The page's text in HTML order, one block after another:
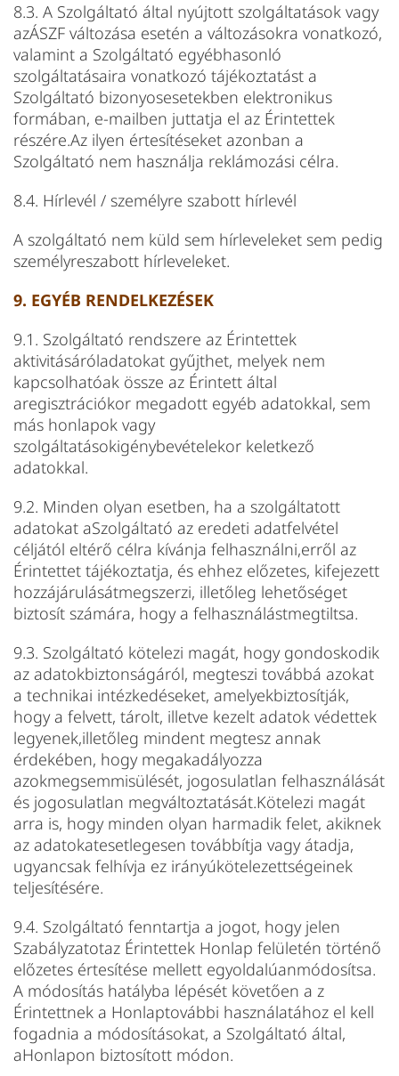
8.3. A Szolgáltató által nyújtott szolgáltatások vagy
azÁSZF változása esetén a változásokra vonatkozó,
valamint a Szolgáltató egyébhasonló
szolgáltatásaira vonatkozó tájékoztatást a
Szolgáltató bizonyosesetekben elektronikus
formában, e-mailben juttatja el az Érintettek
részére.Az ilyen értesítéseket azonban a
Szolgáltató nem használja reklámozási célra.
8.4. Hírlevél / személyre szabott hírlevél
A szolgáltató nem küld sem hírleveleket sem pedig
személyreszabott hírleveleket.
9. EGYÉB RENDELKEZÉSEK
9.1. Szolgáltató rendszere az Érintettek
aktivitásáróladatokat gyűjthet, melyek nem
kapcsolhatóak össze az Érintett által
aregisztrációkor megadott egyéb adatokkal, sem
más honlapok vagy
szolgáltatásokigénybevételekor keletkező
adatokkal.
9.2. Minden olyan esetben, ha a szolgáltatott
adatokat aSzolgáltató az eredeti adatfelvétel
céljától eltérő célra kívánja felhasználni,erről az
Érintettet tájékoztatja, és ehhez előzetes, kifejezett
hozzájárulásátmegszerzi, illetőleg lehetőséget
biztosít számára, hogy a felhasználástmegtiltsa.
9.3. Szolgáltató kötelezi magát, hogy gondoskodik
az adatokbiztonságáról, megteszi továbbá azokat
a technikai intézkedéseket, amelyekbiztosítják,
hogy a felvett, tárolt, illetve kezelt adatok védettek
legyenek,illetőleg mindent megtesz annak
érdekében, hogy megakadályozza
azokmegsemmisülését, jogosulatlan felhasználását
és jogosulatlan megváltoztatását.Kötelezi magát
arra is, hogy minden olyan harmadik felet, akiknek
az adatokatesetlegesen továbbítja vagy átadja,
ugyancsak felhívja ez irányúkötelezettségeinek
teljesítésére.
9.4. Szolgáltató fenntartja a jogot, hogy jelen
Szabályzatotaz Érintettek Honlap felületén történő
előzetes értesítése mellett egyoldalúanmódosítsa.
A módosítás hatályba lépését követően a z
Érintettnek a Honlaptovábbi használatához el kell
fogadnia a módosításokat, a Szolgáltató által,
aHonlapon biztosított módon.